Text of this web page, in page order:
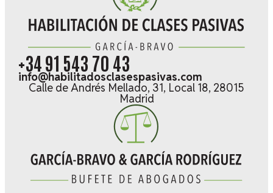
+34 91 543 70 43
info@habilitadosclasespasivas.com
Calle de Andrés Mellado, 31, Local 18, 28015
Madrid